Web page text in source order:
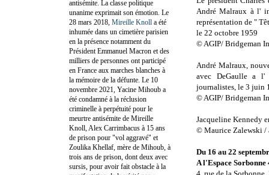
André Malraux à l'
représentation de "
le 22 octobre 1959
© AGIP/ Bridgeman
André Malraux,
avec DeGaulle a l'
journalistes, le 3 juin
© AGIP/ Bridgeman
Jacqueline Kennedy
© Maurice Zalewski /
Du 16 au 22
A l'Espace Sorbonne
antisémite. La classe politique
unanime exprimait son émotion. Le
28 mars 2018, Mireille Knoll a été
inhumée dans un cimetière parisien
en la présence notamment du
Président Emmanuel Macron et des
milliers de personnes ont participé
en France aux marches blanches à
la mémoire de la défunte. Le 10
novembre 2021, Yacine Mihoub a
été condamné à la réclusion
criminelle à perpétuité pour le
meurtre antisémite de Mireille
Knoll, Alex Carrimbacus à 15 ans
de prison pour "vol aggravé" et
Zoulika Khellaf, mère de Mihoub, à
trois ans de prison, dont deux avec
sursis, pour avoir fait obstacle à la